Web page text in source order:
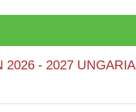
2026 - 2027 UNGARIA